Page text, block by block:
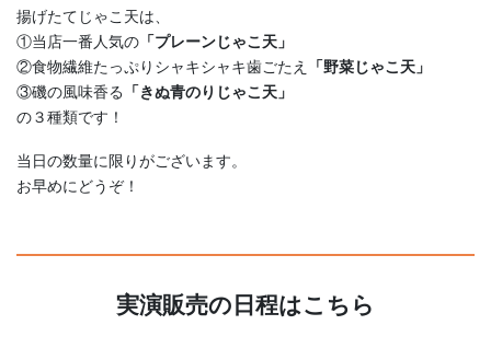
揚げたてじゃこ天は、
①当店一番人気の 「プレーンじゃこ天」
②食物繊維たっぷりシャキシャキ歯ごたえ
「野菜じゃこ天」
③磯の風味香る
「きぬ青のりじゃこ天」
の３種類です！
当日の数量に限りがございます。
お早めにどうぞ！
実演販売の日程はこちら